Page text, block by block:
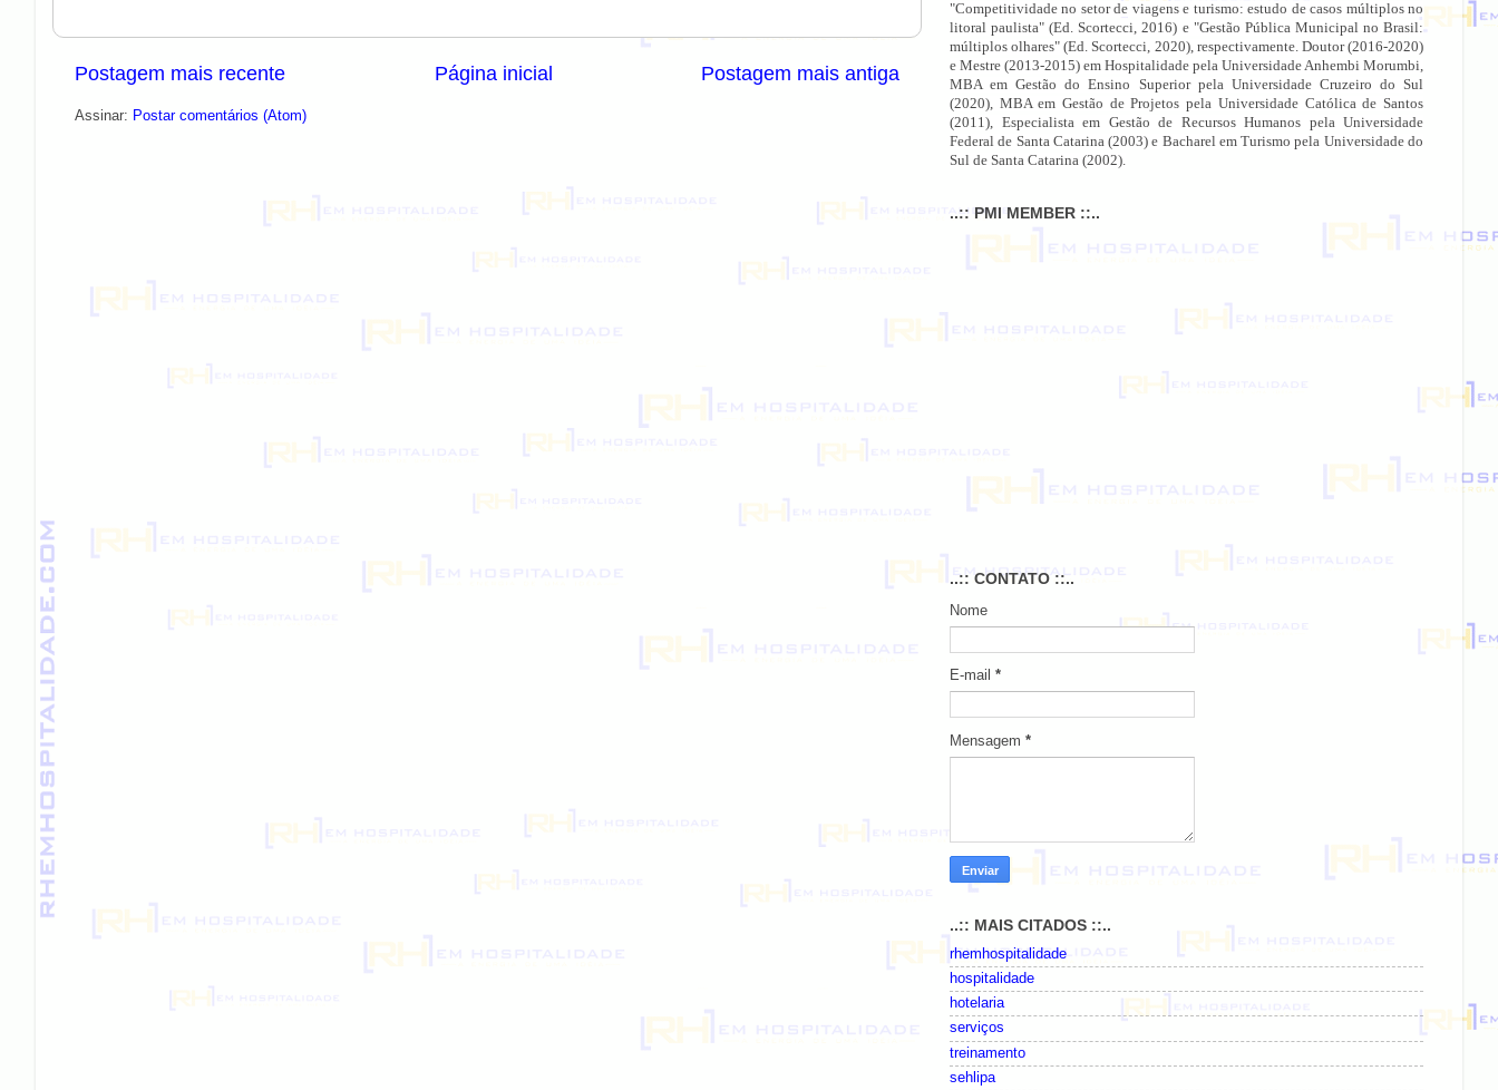
Postagem mais recente Postagem mais antiga
Página inicial
Assinar: Postar comentários (Atom)
"Competitividade no setor de viagens e turismo: estudo de casos múltiplos no
litoral paulista" (Ed. Scortecci, 2016) e "Gestão Pública Municipal no Brasil:
múltiplos olhares" (Ed. Scortecci, 2020), respectivamente. Doutor (2016-2020)
e Mestre (2013-2015) em Hospitalidade pela Universidade Anhembi Morumbi,
MBA em Gestão do Ensino Superior pela Universidade Cruzeiro do Sul
(2020), MBA em Gestão de Projetos pela Universidade Católica de Santos
(2011), Especialista em Gestão de Recursos Humanos pela Universidade
Federal de Santa Catarina (2003) e Bacharel em Turismo pela Universidade do
Sul de Santa Catarina (2002).
..:: PMI MEMBER ::..
..:: CONTATO ::..
Nome
E-mail *
Mensagem *
..:: MAIS CITADOS ::..
rhemhospitalidade
hospitalidade
hotelaria
serviços
treinamento
sehlipa